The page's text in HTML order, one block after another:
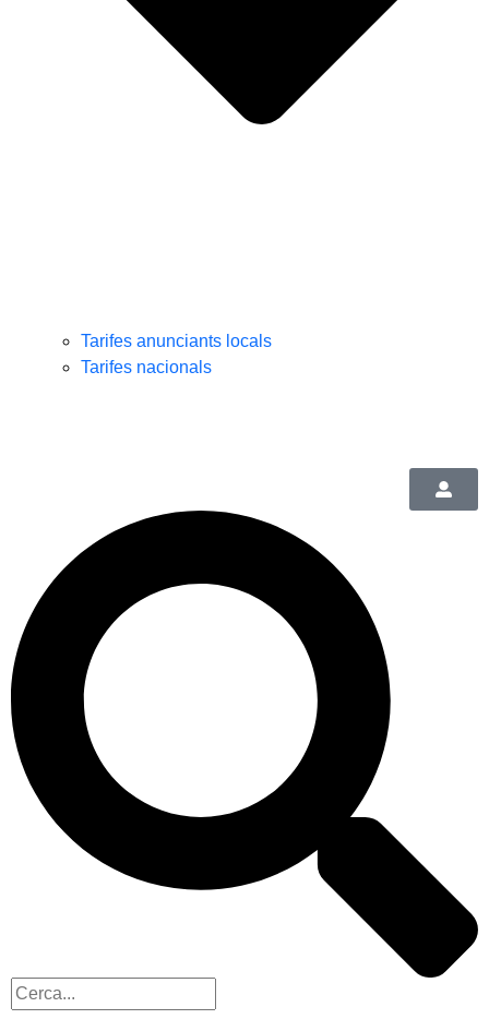
Tarifes anunciants locals
Tarifes nacionals